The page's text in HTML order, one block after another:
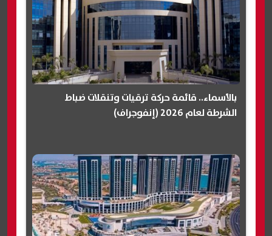
بالأسماء.. قائمة حركة ترقيات وتنقلات ضباط
الشرطة لعام 2026 (إنفوجراف)